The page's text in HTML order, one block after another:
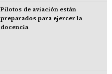
Pilotos de aviación están
preparados para ejercer la
docencia